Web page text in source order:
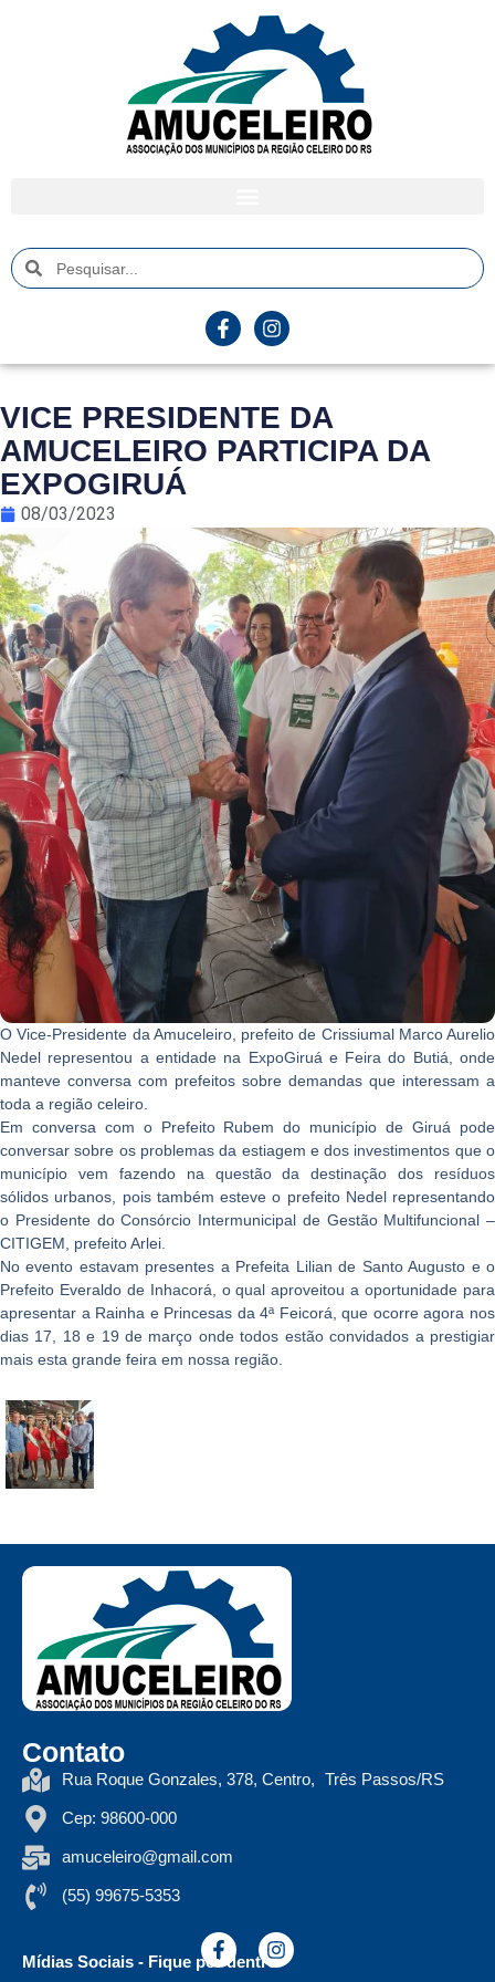
VICE PRESIDENTE DA
AMUCELEIRO PARTICIPA DA
EXPOGIRUÁ
08/03/2023
O Vice-Presidente da Amuceleiro, prefeito de Crissiumal Marco Aurelio
Nedel representou a entidade na ExpoGiruá e Feira do Butiá, onde
manteve conversa com prefeitos sobre demandas que interessam a
toda a região celeiro.
Em conversa com o Prefeito Rubem do município de Giruá pode
conversar sobre os problemas da estiagem e dos investimentos que o
município vem fazendo na questão da destinação dos resíduos
sólidos urbanos, pois também esteve o prefeito Nedel representando
o Presidente do Consórcio Intermunicipal de Gestão Multifuncional –
CITIGEM, prefeito Arlei.
No evento estavam presentes a Prefeita Lilian de Santo Augusto e o
Prefeito Everaldo de Inhacorá, o qual aproveitou a oportunidade para
apresentar a Rainha e Princesas da 4ª Feicorá, que ocorre agora nos
dias 17, 18 e 19 de março onde todos estão convidados a prestigiar
mais esta grande feira em nossa região.
Contato
Rua Roque Gonzales, 378, Centro, Três Passos/RS
Cep: 98600-000
amuceleiro@gmail.com
(55) 99675-5353
Mídias Sociais - Fique por dentro